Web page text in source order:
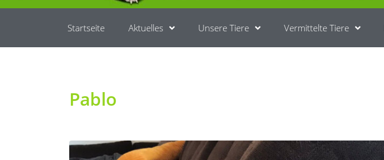
Startseite Aktuelles Unsere Tiere Vermittelte Tiere
Pablo